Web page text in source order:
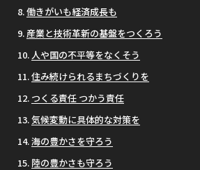
働きがいも経済成長も
産業と技術革新の基盤をつくろう
人や国の不平等をなくそう
住み続けられるまちづくりを
つくる責任 つかう責任
気候変動に具体的な対策を
海の豊かさを守ろう
陸の豊かさも守ろう